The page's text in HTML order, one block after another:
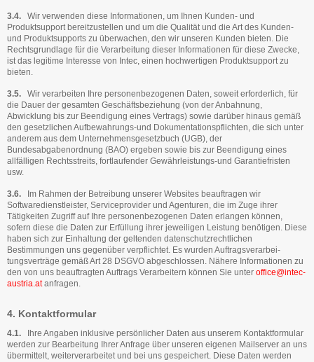
3.4. Wir verwenden diese Informationen, um Ihnen Kunden- und
Produktsupport bereitzustellen und um die Qualität und die Art des Kunden-
und Produktsupports zu überwachen, den wir unseren Kunden bieten. Die
Rechtsgrundlage für die Verarbeitung dieser Informationen für diese Zwecke,
ist das legitime Interesse von Intec, einen hochwertigen Produktsupport zu
bieten.
3.5. Wir verarbeiten Ihre personenbezogenen Daten, soweit erforderlich, für
die Dauer der gesamten Geschäftsbeziehung (von der Anbahnung,
Abwicklung bis zur Be­endigung eines Vertrags) sowie darüber hinaus gemäß
den gesetzlichen Aufbewahrungs-und Dokumentationspflichten, die sich unter
anderem aus dem Unternehmensgesetzbuch (UGB), der
Bundesabgabenordnung (BAO) ergeben sowie bis zur Beendigung eines
allfälligen Rechtsstreits, fortlaufender Gewährleistungs-und Garantiefristen
usw.
3.6. Im Rahmen der Betreibung unserer Websites beauftragen wir
Softwaredienstleister, Serviceprovider und Agenturen, die im Zuge ihrer
Tätigkeiten Zugriff auf Ihre personenbezogenen Daten erlangen können,
sofern diese die Daten zur Erfüllung ihrer jeweiligen Leistung benötigen. Diese
haben sich zur Einhaltung der geltenden daten­schutzrechtlichen
Bestimmungen uns gegenüber verpflichtet. Es wurden Auftragsverarbei­
tungsverträge gemäß Art 28 DSGVO abgeschlossen. Nähere Informationen zu
den von uns beauftragten Auftrags Verarbeitern können Sie unter office@intec-
austria.atanfragen.
4. Kontaktformular
4.1. Ihre Angaben inklusive persönlicher Daten aus unserem Kontaktformular
werden zur Be­arbeitung Ihrer Anfrage über unseren eigenen Mailserver an uns
übermittelt, weiterverar­beitet und bei uns gespeichert. Diese Daten werden